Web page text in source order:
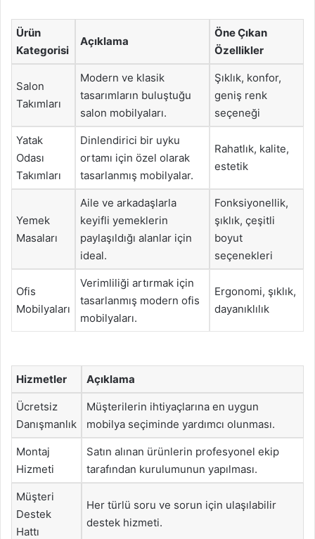
Ürün
Kategorisi
Açıklama
Öne Çıkan
Özellikler
Salon
Takımları
Modern ve klasik
tasarımların buluştuğu
salon mobilyaları.
Şıklık, konfor,
geniş renk
seçeneği
Yatak
Odası
Takımları
Dinlendirici bir uyku
ortamı için özel olarak
tasarlanmış mobilyalar.
Rahatlık, kalite,
estetik
Yemek
Masaları
Aile ve arkadaşlarla
keyifli yemeklerin
paylaşıldığı alanlar için
ideal.
Fonksiyonellik,
şıklık, çeşitli
boyut
seçenekleri
Ofis
Mobilyaları
Verimliliği artırmak için
tasarlanmış modern ofis
mobilyaları.
Ergonomi, şıklık,
dayanıklılık
Hizmetler Açıklama
Ücretsiz
Danışmanlık
Müşterilerin ihtiyaçlarına en uygun
mobilya seçiminde yardımcı olunması.
Montaj
Hizmeti
Satın alınan ürünlerin profesyonel ekip
tarafından kurulumunun yapılması.
Müşteri
Destek
Hattı
Her türlü soru ve sorun için ulaşılabilir
destek hizmeti.